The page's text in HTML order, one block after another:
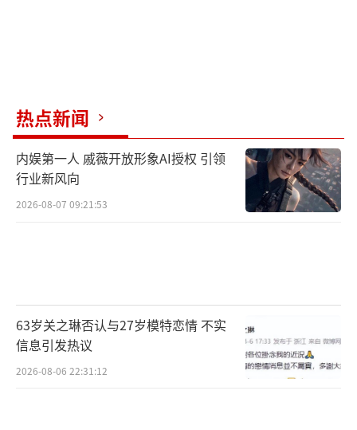
热点新闻
内娱第一人 戚薇开放形象AI授权 引领
行业新风向
2026-08-07 09:21:53
63岁关之琳否认与27岁模特恋情 不实
信息引发热议
2026-08-06 22:31:12